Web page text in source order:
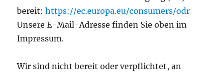
bereit:https://ec.europa.eu/consumers/odr
Unsere E-Mail-Adresse finden Sie oben im
Impressum.
Wir sind nicht bereit oder verpflichtet, an